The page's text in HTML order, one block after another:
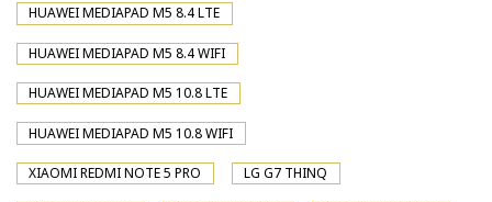
HUAWEI MEDIAPAD M5 8.4 LTE
HUAWEI MEDIAPAD M5 8.4 WIFI
HUAWEI MEDIAPAD M5 10.8 LTE
HUAWEI MEDIAPAD M5 10.8 WIFI
XIAOMI REDMI NOTE 5 PRO LG G7 THINQ